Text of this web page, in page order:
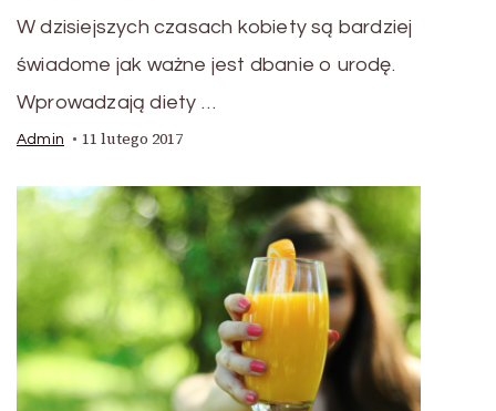
W dzisiejszych czasach kobiety są bardziej
świadome jak ważne jest dbanie o urodę.
Wprowadzają diety …
Admin 11 lutego 2017